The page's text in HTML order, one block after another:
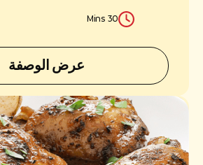
الاحتياجات الغذائية
المناسبة
30 Mins
عرض الوصفة